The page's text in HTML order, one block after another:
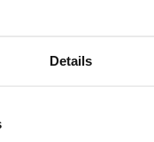
Details
fesch.